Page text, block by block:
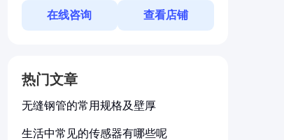
在线咨询 查看店铺
热门文章
无缝钢管的常用规格及壁厚
生活中常见的传感器有哪些呢